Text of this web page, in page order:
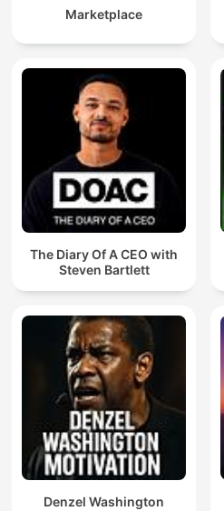
Marketplace
The Diary Of A CEO with
Steven Bartlett
Denzel Washington